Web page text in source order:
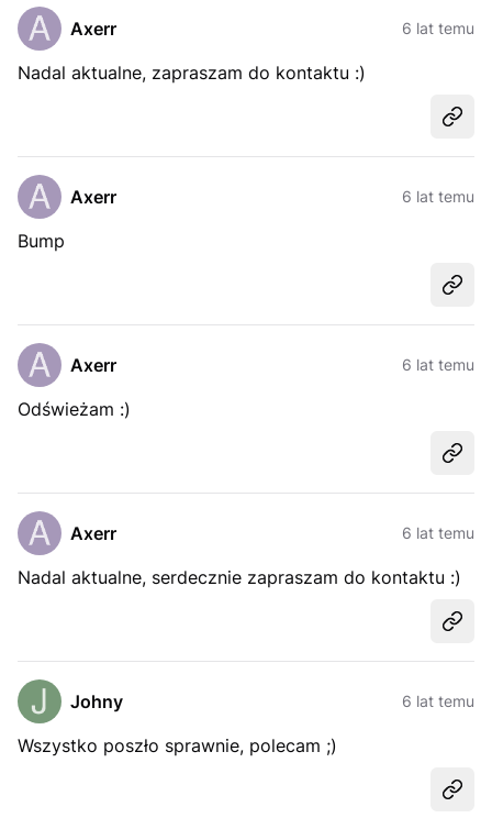
Axerr 6 lat temu
Nadal aktualne, zapraszam do kontaktu :)
Axerr 6 lat temu
Bump
Axerr 6 lat temu
Odświeżam :)
Axerr 6 lat temu
Nadal aktualne, serdecznie zapraszam do kontaktu :)
Johny 6 lat temu
Wszystko poszło sprawnie, polecam ;)